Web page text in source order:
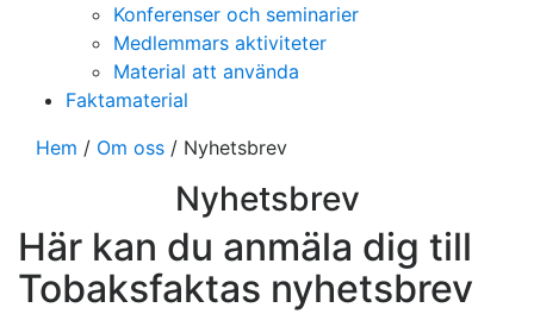
Konferenser och seminarier
Medlemmars aktiviteter
Material att använda
Faktamaterial
Hem / Om oss / Nyhetsbrev
Nyhetsbrev
Här kan du anmäla dig till
Tobaksfaktas nyhetsbrev